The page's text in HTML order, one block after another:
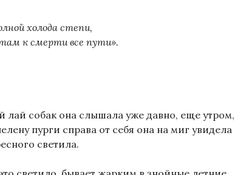
холода степи,
к смерти все пути».
лай собак она слышала уже давно, еще утром,
пурги справа от себя она на миг увидела
светила.